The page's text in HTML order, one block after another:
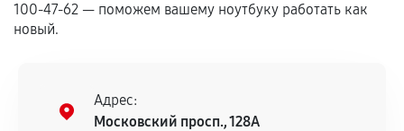
Гарантия на выполненные работы может
Предоставленные детали подходят по
техническим параметрам и не имеют внешних
100-47-62 — поможем вашему ноутбуку работать как
новый.
Адрес:
Московский просп., 128А